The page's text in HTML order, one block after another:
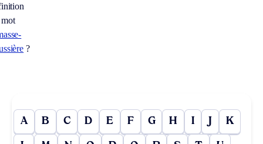
?
A B C D E F G H I J K